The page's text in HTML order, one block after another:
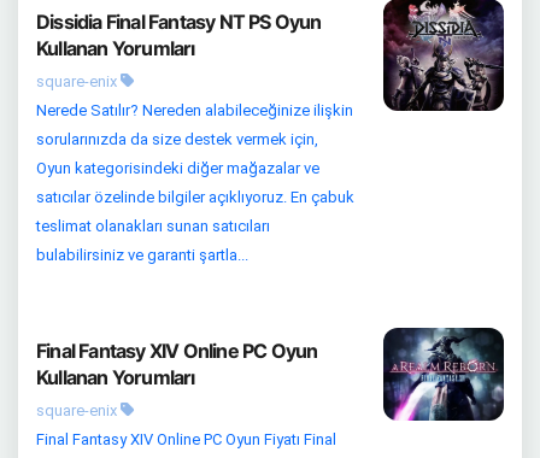
Dissidia Final Fantasy NT PS Oyun
Kullanan Yorumları
square-enix
Nerede Satılır? Nereden alabileceğinize ilişkin
sorularınızda da size destek vermek için,
Oyun kategorisindeki diğer mağazalar ve
satıcılar özelinde bilgiler açıklıyoruz. En çabuk
teslimat olanakları sunan satıcıları
bulabilirsiniz ve garanti şartla...
Final Fantasy XIV Online PC Oyun
Kullanan Yorumları
square-enix
Final Fantasy XIV Online PC Oyun Fiyatı Final